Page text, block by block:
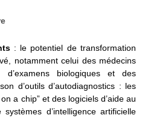
: le potentiel de transformation
notamment celui des médecins
d’examens biologiques et des
d’outils d’autodiagnostics : les
a chip” et des logiciels d’aide au
d’intelligence artificielle